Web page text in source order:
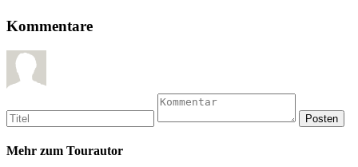
Kommentare
Mehr zum Tourautor